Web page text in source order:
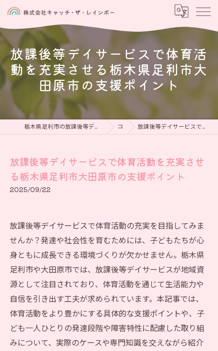
放課後等デイサービスで体育活
動を充実させる栃木県足利市大
田原市の支援ポイント
栃木県足利市の放課後等デイサービスなら児童発達支援と放課後等デイサービス 虹をつかもう コラム 放課後等デイサービスで体育活動を充実させる栃木県足利市大田原市の支援ポイント
放課後等デイサービスで体育活動を充実させ
る栃木県足利市大田原市の支援ポイント
2025/09/22
放課後等デイサービスで体育活動の充実を目指してみま
せんか？発達や社会性を育むためには、子どもたちが心
身ともに成長できる環境づくりが欠かせません。栃木県
足利市や大田原市では、放課後等デイサービスが地域資
源として注目されており、体育活動を通じて生活能力や
自信を引き出す工夫が求められています。本記事では、
体育活動をより豊かにする具体的な支援ポイントや、子
ども一人ひとりの発達段階や障害特性に配慮した取り組
みについて、実際のケースや専門知識を交えながら紹介